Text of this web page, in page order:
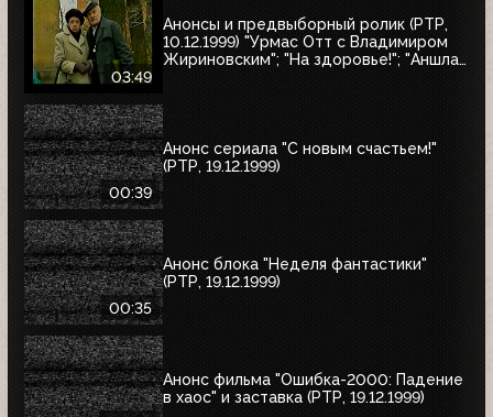
03:49
Анонсы и предвыборный ролик (РТР,
10.12.1999) "Урмас Отт с Владимиром
Жириновским"; "На здоровье!"; "Аншлаг.
00:39
Анонс сериала "С новым счастьем!"
(РТР, 19.12.1999)
00:35
Анонс блока "Неделя фантастики"
(РТР, 19.12.1999)
Анонс фильма "Ошибка-2000: Падение
в хаос" и заставка (РТР, 19.12.1999)